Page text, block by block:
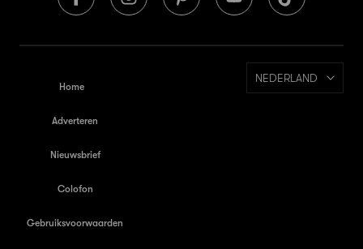
Home
Adverteren
Nieuwsbrief
Colofon
Gebruiksvoorwaarden
NEDERLAND